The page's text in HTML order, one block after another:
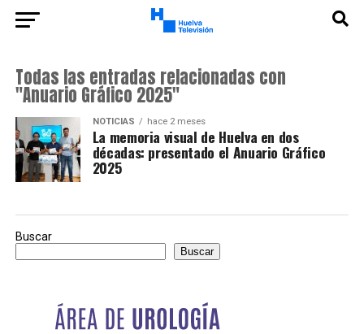
Todas las entradas relacionadas con
"Anuario Gráfico 2025"
NOTICIAS hace 2 meses
La memoria visual de Huelva en dos
décadas: presentado el Anuario Gráfico
2025
Buscar
Buscar